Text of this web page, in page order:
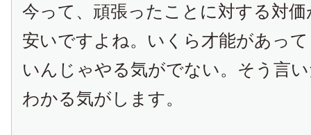
今って、頑張ったことに対する対
安いですよね。いくら才能があっ
いんじゃやる気がでない。そう言
わかる気がします。